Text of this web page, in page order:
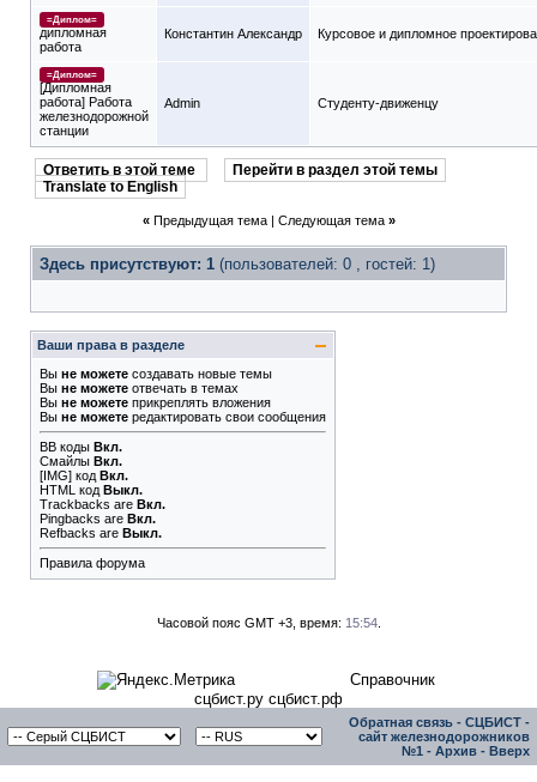
=Диплом=
дипломная
работа
Константин Александр Курсовое и дипломное
=Диплом=
[Дипломная
работа] Работа
железнодорожной
станции
Admin Студенту-движeнцу
Ответить в этой теме
Перейти в раздел этой темы
Translate to English
« Предыдущая тема| Следующая тема »
Здесь присутствуют: 1 (пользователей: 0 , гостей: 1)
Ваши права в разделе
Вы не можете создавать новые темы
Вы не можете отвечать в темах
Вы не можете прикреплять вложения
Вы не можете редактировать свои сообщения
BB коды Вкл.
Смайлы Вкл.
[IMG] код Вкл.
HTML код Выкл.
Trackbacks are Вкл.
Pingbacks are Вкл.
Refbacks are Выкл.
Правила форума
Часовой пояс GMT +3, время: 15:54.
Справочник
сцбист.ру сцбист.рф
Обратная связь - СЦБИСТ -
сайт железнодорожников
№1 - Архив - Вверх